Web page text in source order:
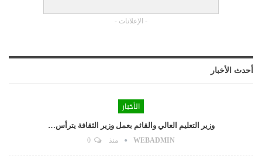
- الإعلانات -
أحدث الأخبار
الأخبار
وزير التعليم العالي والقائم بعمل وزير الثقافة يترأس…
WEBADMIN منذ